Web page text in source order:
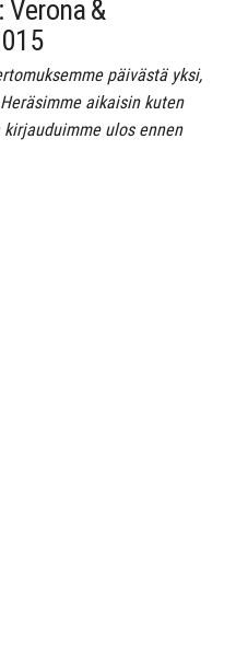
&
päivästä yksi,
aikaisin kuten
ulos ennen